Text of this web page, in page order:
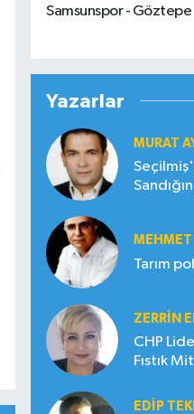
Samsunspor - Göztepe
Yazarlar
MURAT
MEHMET
Tarım
ZERRIN
CHP
Fıstık
EDIP